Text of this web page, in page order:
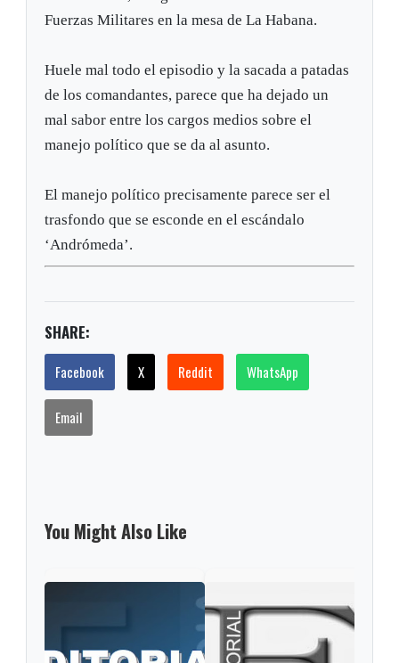
Fuerzas Militares en la mesa de La Habana.
Huele mal todo el episodio y la sacada a patadas
de los comandantes, parece que ha dejado un
mal sabor entre los cargos medios sobre el
manejo político que se da al asunto.
El manejo político precisamente parece ser el
trasfondo que se esconde en el escándalo
‘Andrómeda’.
SHARE:
Facebook X Reddit WhatsApp
Email
You Might Also Like